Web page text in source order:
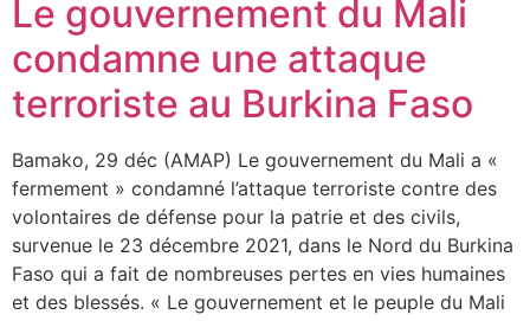
Le gouvernement du Mali
condamne une attaque
terroriste au Burkina Faso
Bamako, 29 déc (AMAP) Le gouvernement du Mali a «
fermement » condamné l’attaque terroriste contre des
volontaires de défense pour la patrie et des civils,
survenue le 23 décembre 2021, dans le Nord du Burkina
Faso qui a fait de nombreuses pertes en vies humaines
et des blessés. « Le gouvernement et le peuple du Mali